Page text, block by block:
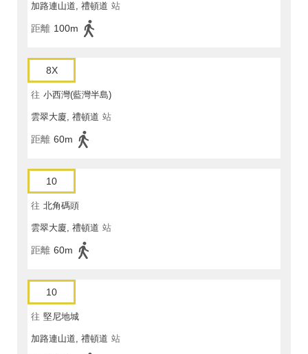
加路連山道, 禮頓道 站
距離 100m
8X
往 小西灣(藍灣半島)
雲翠大廈, 禮頓道 站
距離 60m
10
往 北角碼頭
雲翠大廈, 禮頓道 站
距離 60m
10
往 堅尼地城
加路連山道, 禮頓道 站